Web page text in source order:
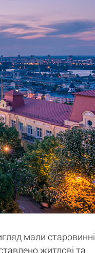
мали старовинні
житлові та